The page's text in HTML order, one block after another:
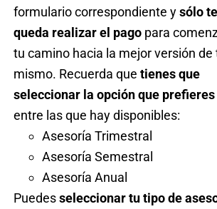
formulario correspondiente ysólo te
queda realizar el pagopara
tu camino hacia la mejor versión de
mismo. Recuerda que tienes que
seleccionar la opción que prefieres
entre las que hay disponibles:
Asesoría Trimestral
Asesoría Semestral
Asesoría Anual
Puedesseleccionar tu tipo de